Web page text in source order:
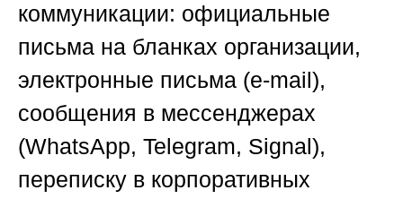
коммуникации: официальные
письма на бланках организации,
электронные письма (e-mail),
сообщения в мессенджерах
(WhatsApp, Telegram, Signal),
переписку в корпоративных